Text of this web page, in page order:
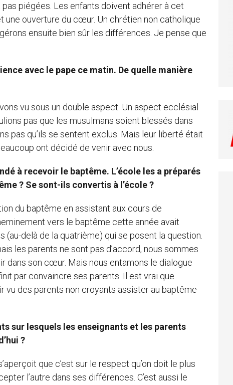
piégées. Les enfants doivent adhérer à cet
ouverture du cœur. Un chrétien non catholique
ensuite bien sûr les différences. Je pense que
avec le pape ce matin. De quelle manière
vu sous un double aspect. Un aspect ecclésial
pas que les musulmans soient blessés dans
pas qu’ils se sentent exclus. Mais leur liberté était
ont décidé de venir avec nous.
à recevoir le baptême. L’école les a préparés
? Se sont-ils convertis à l’école ?
du baptême en assistant aux cours de
vers le baptême cette année avait
(au-delà de la quatrième) qui se posent la question.
les parents ne sont pas d’accord, nous sommes
dans son cœur. Mais nous entamons le dialogue
par convaincre ses parents. Il est vrai que
vu des parents non croyants assister au baptême
sur lesquels les enseignants et les parents
?
que c’est sur le respect qu’on doit le plus
l’autre dans ses différences. C’est aussi le